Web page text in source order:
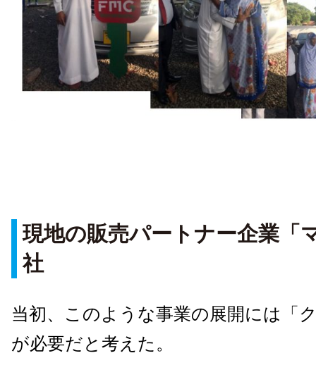
現地の販売パートナー企業「
社
当初、このような事業の展開には「
が必要だと考えた。